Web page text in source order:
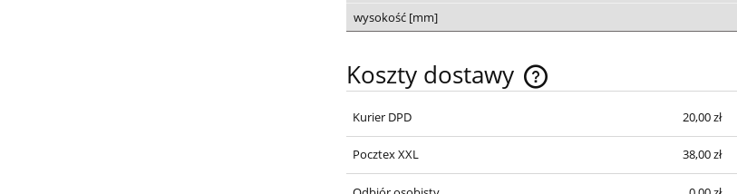
wysokość [mm]
Koszty dostawy
Cena nie zawiera ewentualnych
płatności
Kurier DPD 20,00 zł
Pocztex XXL 38,00 zł